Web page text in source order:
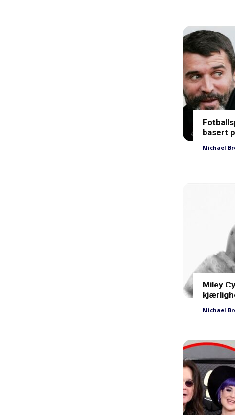
basert
Michael
Miley
Michael